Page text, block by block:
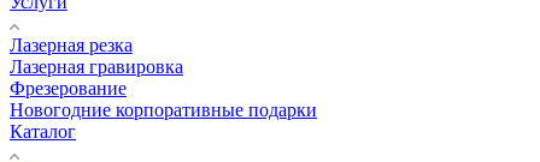
Лазерная резка
Лазерная гравировка
Фрезерование
Новогодние корпоративные подарки
Каталог